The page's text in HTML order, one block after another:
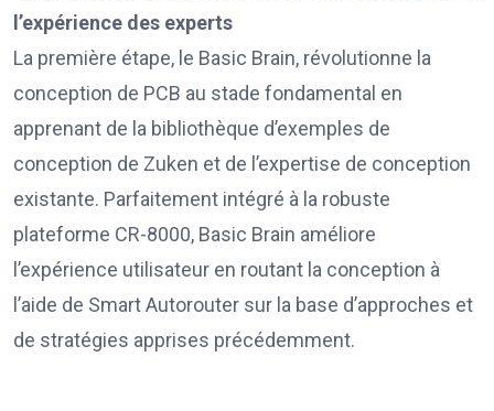
l’expérience des experts
La première étape, le Basic Brain, révolutionne la
conception de PCB au stade fondamental en
apprenant de la bibliothèque d’exemples de
conception de Zuken et de l’expertise de conception
existante. Parfaitement intégré à la robuste
plateforme CR-8000, Basic Brain améliore
l’expérience utilisateur en routant la conception à
l’aide de Smart Autorouter sur la base d’approches et
de stratégies apprises précédemment.